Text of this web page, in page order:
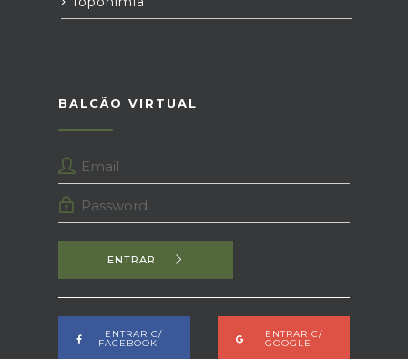
BALCÃO VIRTUAL
ENTRAR
ENTRAR C/
FACEBOOK
ENTRAR C/
GOOGLE